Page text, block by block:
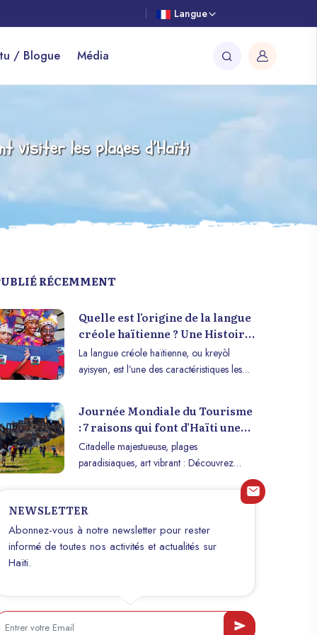
Langue
/ Blogue Média
visiter les plages d’Haïti
RÉCEMMENT
Quelle est l’origine de la langue
créole haïtienne ? Une Histoire
de Mélange et de Résilience
La langue créole haïtienne, ou kreyòl
ayisyen, est l’une des caractéristiques les
communiquer, mais aussi affirmer une
identité, un héritage et une histoire de
résilience face à l’adversité. Mais d’où vient
cette langue unique ? Quelle est son
Plongeons dans l’histoire fascinante de la
langue créole haïtienne.
Journée Mondiale du Tourisme
: 7 raisons qui font d’Haïti une
Destination Touristique
Exceptionnelle
Citadelle majestueuse, plages
paradisiaques, art vibrant : Découvrez
absolument la visiter maintenant.
NEWSLETTER
Abonnez-vous à notre newsletter pour rester
informé de toutes nos activités et actualités sur
Haïti.